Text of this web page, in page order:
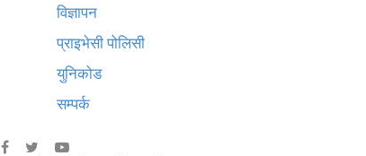
विज्ञापन
प्राइभेसी पोलिसी
युनिकोड
सम्पर्क